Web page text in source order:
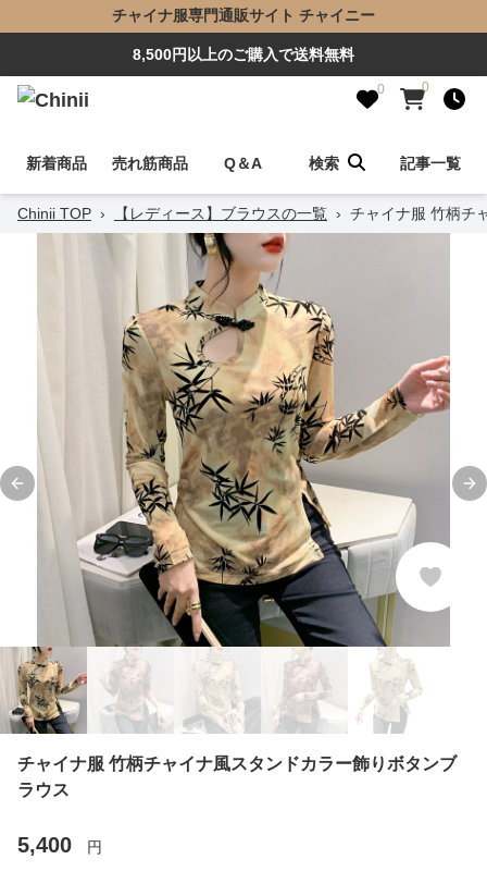
チャイナ服専門通販サイト チャイニー
8,500円以上のご購入で送料無料
0 0
新着商品 売れ筋商品 Q＆A 検索 記事一覧
Chinii TOP › 【レディース】ブラウスの一覧 › チャイナ服 竹柄チ
Previous slide
チャイナ服 竹柄チャイナ風スタンドカラー飾りボタンブ
ラウス
5,400 円